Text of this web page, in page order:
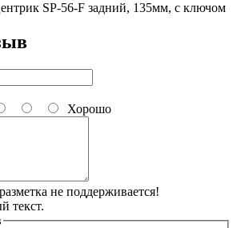
SP-56-F задний, 135мм, с ключом
Хорошо
не поддерживается!
текст.